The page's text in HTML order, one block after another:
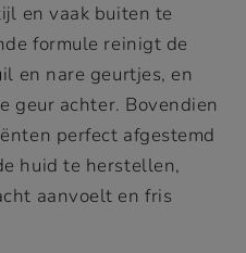
en vaak buiten te
formule reinigt de
en nare geurtjes, en
geur achter. Bovendien
perfect afgestemd
huid te herstellen,
aanvoelt en fris